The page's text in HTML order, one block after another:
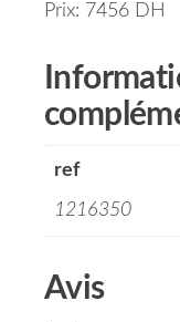
Prix: 7456 DH
ref
1216350
Avis